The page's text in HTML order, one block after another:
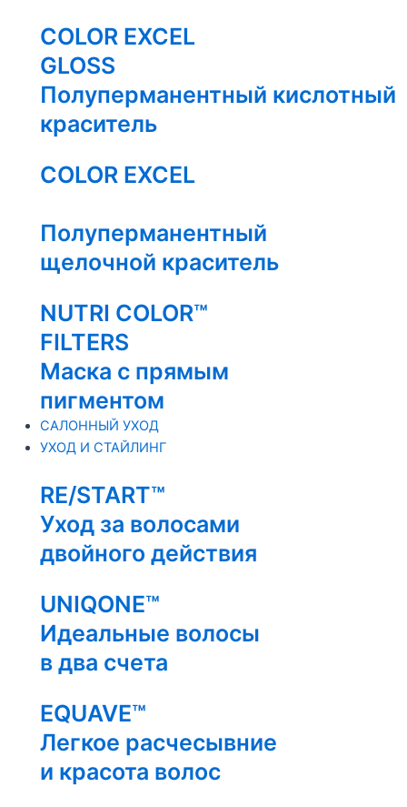
COLOR EXCEL
GLOSS
Полуперманентный кислотный
краситель
COLOR EXCEL
Полуперманентный
щелочной краситель
NUTRI COLOR™
FILTERS
Маска с прямым
пигментом
САЛОННЫЙ УХОД
УХОД И СТАЙЛИНГ
RE/START™
Уход за волосами
двойного действия
UNIQONE™
Идеальные волосы
в два счета
EQUAVE™
Легкое расчесывние
и красота волос